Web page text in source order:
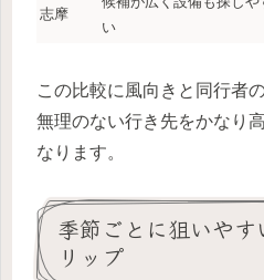
志摩
い
この比較に風向きと同行者
無理のない行き先をかなり
なります。
季節ごとに狙いやす
リップ